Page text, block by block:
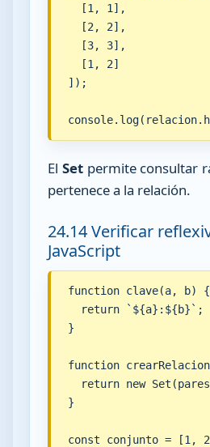
  [1, 1],
  [2, 2],
  [3, 3],
  [1, 2]
]);
El Set permite consultar
pertenece a la relación.
24.14 Verificar
JavaScript
function clave(a, b) {
  return `${a}:${b}`;
}
function
return new
}
const conjunto = [1,